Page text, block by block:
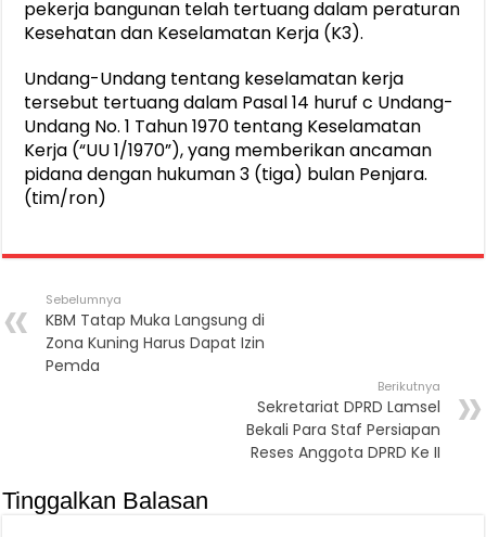
pekerja bangunan telah tertuang dalam peraturan
Kesehatan dan Keselamatan Kerja (K3).
Undang-Undang tentang keselamatan kerja
tersebut tertuang dalam Pasal 14 huruf c Undang-
Undang No. 1 Tahun 1970 tentang Keselamatan
Kerja (“UU 1/1970”), yang memberikan ancaman
pidana dengan hukuman 3 (tiga) bulan Penjara.
(tim/ron)
Sebelumnya
KBM Tatap Muka Langsung di
Zona Kuning Harus Dapat Izin
Pemda
Berikutnya
Sekretariat DPRD Lamsel
Bekali Para Staf Persiapan
Reses Anggota DPRD Ke II
Tinggalkan Balasan